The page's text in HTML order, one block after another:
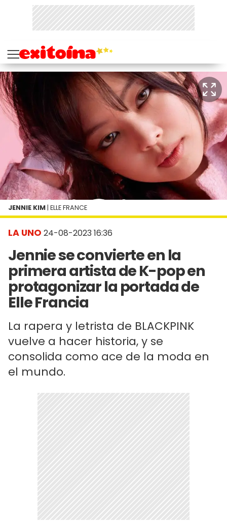
LA UNO 24-08-2023 16:36
Jennie se convierte en la
primera artista de K-pop en
protagonizar la portada de
Elle Francia
La rapera y letrista de BLACKPINK
vuelve a hacer historia, y se
consolida como ace de la moda en
el mundo.
JENNIE KIM | ELLE FRANCE